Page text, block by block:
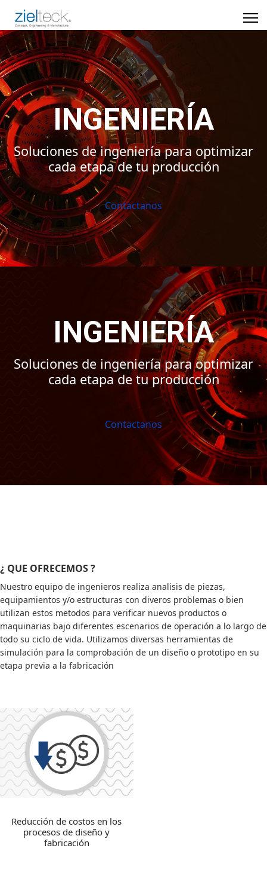
INGENIERÍA
Soluciones de ingeniería para optimizar
cada etapa de tu producción
Contactanos
INGENIERÍA
Soluciones de ingeniería para optimizar
cada etapa de tu producción
Contactanos
¿ QUE OFRECEMOS ?
Nuestro equipo de ingenieros realiza analisis de piezas,
equipamientos y/o estructuras con diveros problemas o bien
utilizan estos metodos para verificar nuevos productos o
maquinarias bajo diferentes escenarios de operación a lo largo de
todo su ciclo de vida. Utilizamos diversas herramientas de
simulación para la comprobación de un diseño o prototipo en su
etapa previa a la fabricación
Reducción de costos en los
procesos de diseño y
fabricación